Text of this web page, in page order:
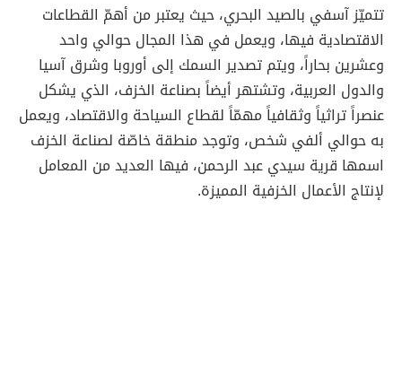
تتميّز آسفي بالصيد البحري، حيث يعتبر من أهمّ القطاعات
الاقتصادية فيها، ويعمل في هذا المجال حوالي واحد
وعشرين بحاراً، ويتم تصدير السمك إلى أوروبا وشرق آسيا
والدول العربية، وتشتهر أيضاً بصناعة الخزف، الذي يشكل
عنصراً تراثياً وثقافياً مهمّاً لقطاع السياحة والاقتصاد، ويعمل
به حوالي ألفي شخص، وتوجد منطقة خاصّة لصناعة الخزف
اسمها قرية سيدي عبد الرحمن، فيها العديد من المعامل
لإنتاج الأعمال الخزفية المميزة.